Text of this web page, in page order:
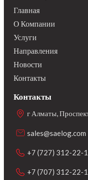
Главная
О Компании
Услуги
Направления
Новости
Контакты
Контакты
г Алматы,
sales@saelog.com
+7 (727) 312-22-
+7 (707) 312-22-